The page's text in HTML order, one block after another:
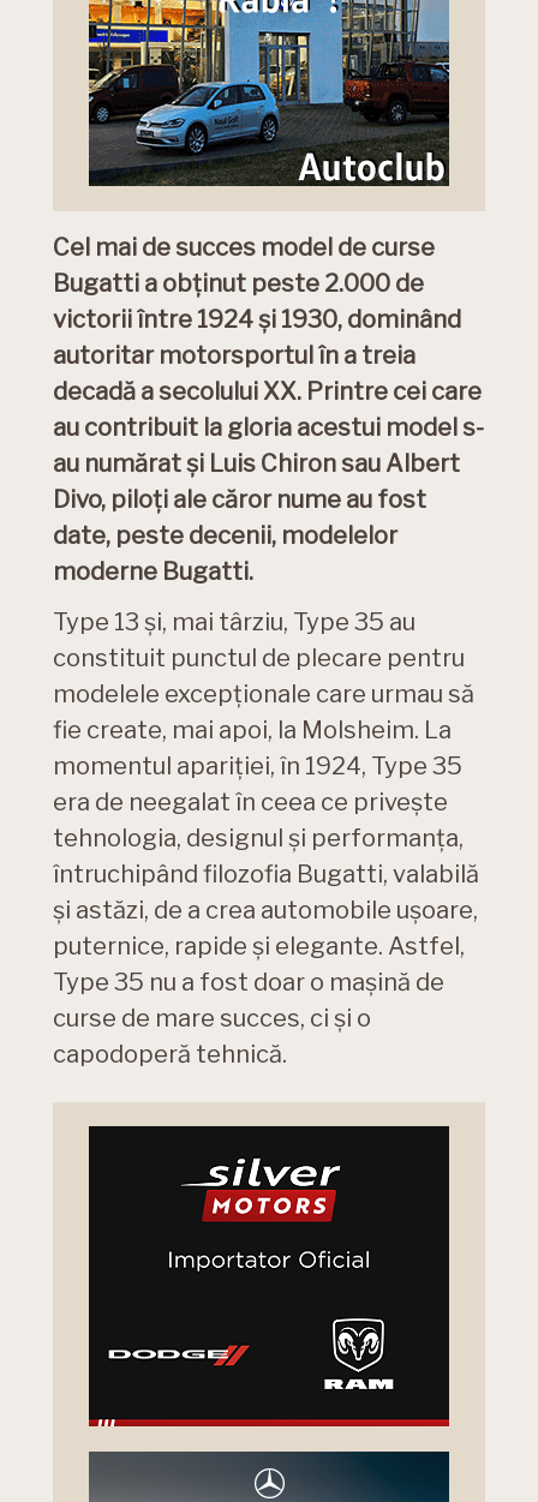
Cel mai de succes model de curse
Bugatti a obținut peste 2.000 de
victorii între 1924 și 1930, dominând
autoritar motorsportul în a treia
decadă a secolului XX. Printre cei care
au contribuit la gloria acestui model s-
au numărat și Luis Chiron sau Albert
Divo, piloți ale căror nume au fost
date, peste decenii, modelelor
moderne Bugatti.
Type 13 și, mai târziu, Type 35 au
constituit punctul de plecare pentru
modelele excepționale care urmau să
fie create, mai apoi, la Molsheim. La
momentul apariției, în 1924, Type 35
era de neegalat în ceea ce privește
tehnologia, designul și performanța,
întruchipând filozofia Bugatti, valabilă
și astăzi, de a crea automobile ușoare,
puternice, rapide și elegante. Astfel,
Type 35 nu a fost doar o mașină de
curse de mare succes, ci și o
capodoperă tehnică.